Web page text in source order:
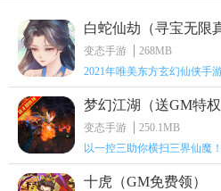
白蛇仙劫（寻宝无限
变态手游
268MB
2021年唯美东方玄幻仙侠手
梦幻江湖（送GM特权
变态手游
250.1MB
以一控三助你横扫三界仙魔！
十虎（GM免费领）